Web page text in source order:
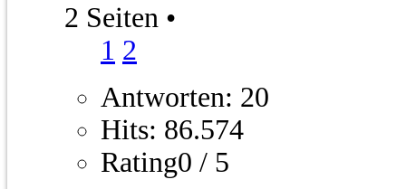
2 Seiten •
1 2
Antworten: 20
Hits: 86.574
Rating0 / 5